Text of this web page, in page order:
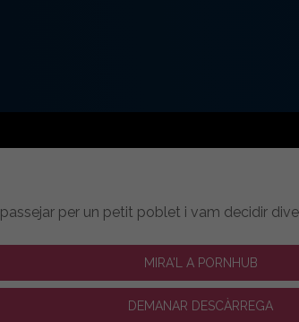
per un petit poblet i vam decidir
MIRA'L A PORNHUB
DEMANAR DESCÀRREGA